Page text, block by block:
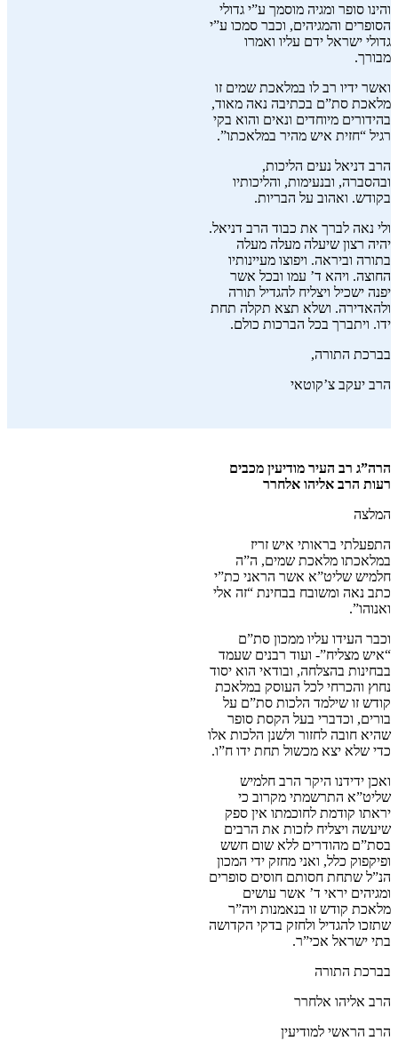
והינו סופר ומגיה מוסמך ע”י גדולי
הסופרים והמגיהים, וכבר סמכו ע”י
גדולי ישראל ידם עליו ואמרו
מבורך.
ואשר ידיו רב לו במלאכת שמים זו
מלאכת סת”ם בכתיבה נאה מאוד,
בהידורים מיוחדים ונאים והוא בקי
רגיל “חזית איש מהיר במלאכתו”.
הרב דניאל נעים הליכות,
ובהסברה, ובנעימות, והליכותיו
בקודש. ואהוב על הבריות.
ולי נאה לברך את כבוד הרב דניאל.
יהיה רצון שיעלה מעלה מעלה
בתורה וביראה. ויפוצו מעיינותיו
החוצה. ויהא ד’ עמו ובכל אשר
יפנה ישכיל ויצליח להגדיל תורה
ולהאדירה. ושלא תצא תקלה תחת
ידו. ויתברך בכל הברכות כולם.
בברכת התורה,
הרב יעקב צ’קוטאי
הרה”ג רב העיר מודיעין מכבים
רעות הרב אליהו אלחרר
המלצה
התפעלתי בראותי איש זריז
במלאכתו מלאכת שמים, ה”ה
חלמיש שליט”א אשר הראני כת”י
כתב נאה ומשובח בבחינת “זה אלי
ואנוהו”.
וכבר העידו עליו ממכון סת”ם
“איש מצליח”- ועוד רבנים שעמד
בבחינות בהצלחה, ובודאי הוא יסוד
נחוץ והכרחי לכל העוסק במלאכת
קודש זו שילמד הלכות סת”ם על
בורים, וכדברי בעל הקסת סופר
שהיא חובה לחזור ולשנן הלכות אלו
כדי שלא יצא מכשול תחת ידו ח”ו.
ואכן ידידנו היקר הרב חלמיש
שליט”א התרשמתי מקרוב כי
יראתו קודמת לחוכמתו אין ספק
שיעשה ויצליח לזכות את הרבים
בסת”ם מהודרים ללא שום חשש
ופיקפוק כלל, ואני מחזק ידי המכון
הנ”ל שתחת חסותם חוסים סופרים
ומגיהים יראי ד’ אשר עושים
מלאכת קודש זו בנאמנות ויה”ר
שתזכו להגדיל ולחזק בדקי הקדושה
בתי ישראל אכי”ר.
בברכת התורה
הרב אליהו אלחרר
הרב הראשי למודיעין